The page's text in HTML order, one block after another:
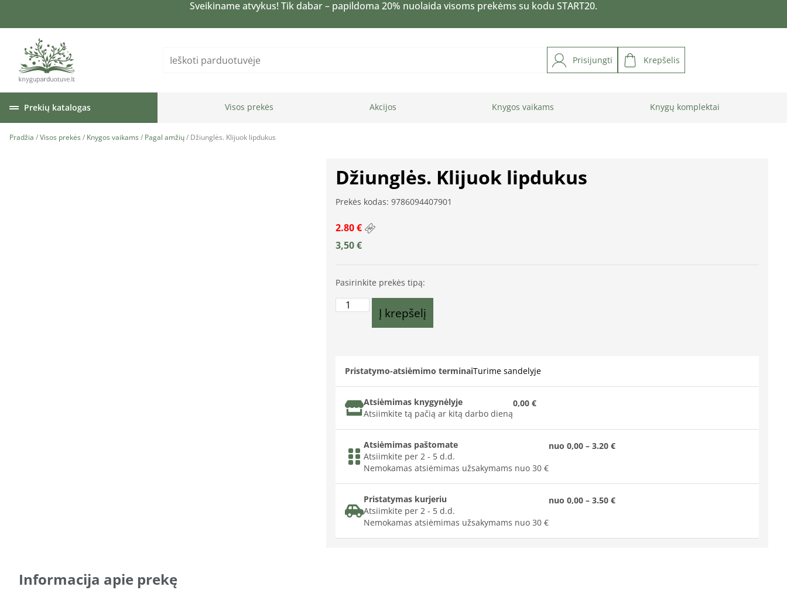
Sveikiname atvykus! Tik dabar – papildoma 20% nuolaida visoms prekėms su kodu START20.
Prisijungti Krepšelis
Prekių katalogas Visos prekės Akcijos Knygos vaikams Knygų komplektai
Pradžia /Visos prekės / Knygos vaikams / Pagal amžių/ Džiunglės. Klijuok lipdukus
Džiunglės. Klijuok lipdukus
Prekės kodas: 9786094407901
2.80 €
3,50€
Pasirinkite prekės tipą:
Į krepšelį
Pristatymo-atsiėmimo terminaiTurime sandelyje
Atsiėmimas knygynėlyje
Atsiimkite tą pačią ar kitą darbo dieną
0,00 €
Atsiėmimas paštomate
Atsiimkite per 2 - 5 d.d.
Nemokamas atsiėmimas užsakymams nuo 30 €
nuo 0,00 – 3.20 €
Pristatymas kurjeriu
Atsiimkite per 2 - 5 d.d.
Nemokamas atsiėmimas užsakymams nuo 30 €
nuo 0,00 – 3.50 €
Informacija apie prekę